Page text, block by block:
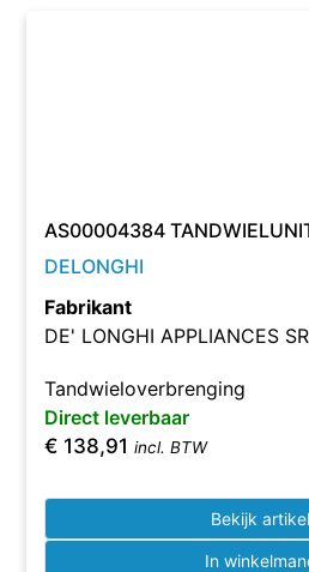
AS00004384
DELONGHI
Fabrikant
DE' LONGHI APPLIANCES
Tandwieloverbrenging
Direct leverbaar
€ 138,91 incl. BTW
Bekijk artikel
In